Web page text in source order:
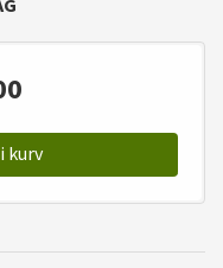
kurv